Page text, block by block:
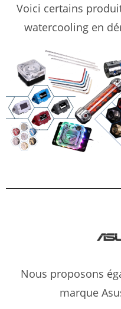
Voici certains
watercooling en
Nous proposons
marque